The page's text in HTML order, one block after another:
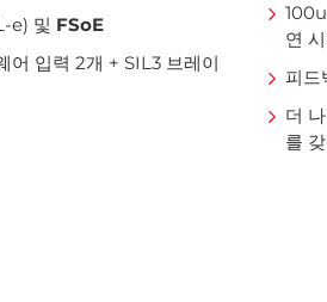
e) 및 FSoE
어 입력 2개 + SIL3 브레이
연
피드
더
를